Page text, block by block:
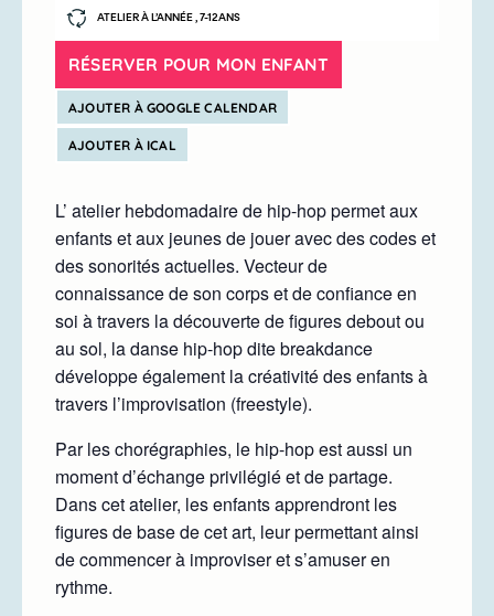
ATELIER À L’ANNÉE , 7-12ANS
RÉSERVER POUR MON ENFANT
AJOUTER À GOOGLE CALENDAR
AJOUTER À ICAL
L’ atelier hebdomadaire de hip-hop permet aux
enfants et aux jeunes de jouer avec des codes et
des sonorités actuelles. Vecteur de
connaissance de son corps et de confiance en
soi à travers la découverte de figures debout ou
au sol, la danse hip-hop dite breakdance
développe également la créativité des enfants à
travers l’improvisation (freestyle).
Par les chorégraphies, le hip-hop est aussi un
moment d’échange privilégié et de partage.
Dans cet atelier, les enfants apprendront les
figures de base de cet art, leur permettant ainsi
de commencer à improviser et s’amuser en
rythme.